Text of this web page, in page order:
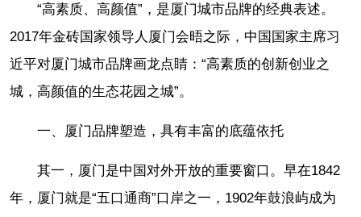
“高素质、高颜值”，是厦门城市品牌的经典表述。
2017年金砖国家领导人厦门会晤之际，中国国家主席习
近平对厦门城市品牌画龙点睛：“高素质的创新创业之
城，高颜值的生态花园之城”。
一、厦门品牌塑造，具有丰富的底蕴依托
其一，厦门是中国对外开放的重要窗口。早在1842
年，厦门就是“五口通商”口岸之一，1902年鼓浪屿成为